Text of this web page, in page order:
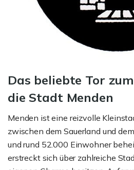
Das beliebte Tor
die Stadt Menden
Menden ist eine reizvolle
zwischen dem Sauerland und
und rund 52.000 Einwohner
erstreckt sich über zahlreiche